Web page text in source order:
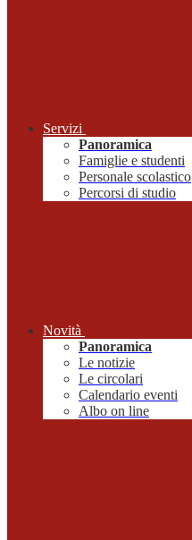
Servizi
Panoramica
Famiglie e studenti
Personale scolastico
Percorsi di studio
Novità
Panoramica
Le notizie
Le circolari
Calendario eventi
Albo on line